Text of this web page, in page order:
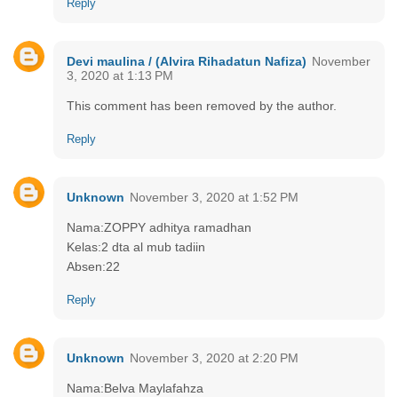
Reply
Devi maulina / (Alvira Rihadatun Nafiza) November
3, 2020 at 1:13 PM
This comment has been removed by the author.
Reply
Unknown November 3, 2020 at 1:52 PM
Nama:ZOPPY adhitya ramadhan
Kelas:2 dta al mub tadiin
Absen:22
Reply
Unknown November 3, 2020 at 2:20 PM
Nama:Belva Maylafahza